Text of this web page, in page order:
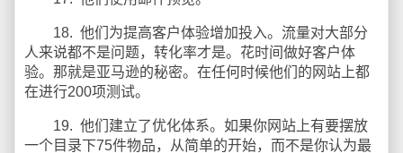
18. 他们为提高客户体验增加投入。流量对大部分
人来说都不是问题，转化率才是。花时间做好客户体
验。那就是亚马逊的秘密。在任何时候他们的网站上都
在进行200项测试。
19. 他们建立了优化体系。如果你网站上有要摆放
一个目录下75件物品，从简单的开始，而不是你认为最